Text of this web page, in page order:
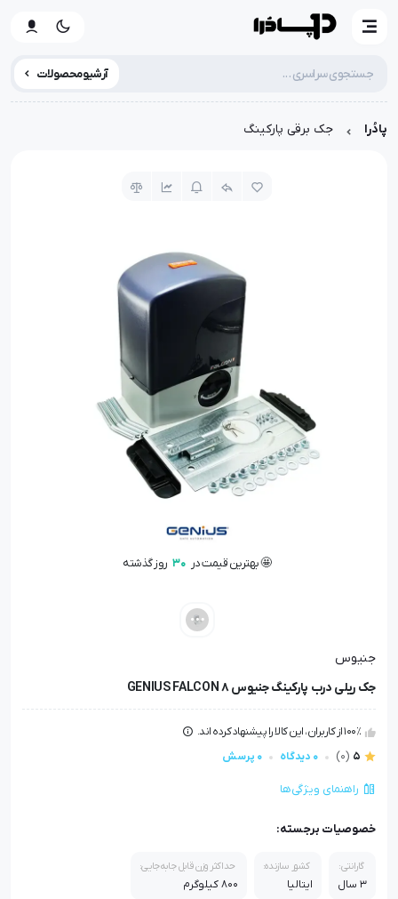
آرشیو محصولات
پادُرا جک برقی پارکینگ
🤩 بهترین قیمت در 30 روز گذشته
جنیوس
جک ریلی درب پارکینگ جنیوس GENIUS FALCON 8
100٪ از کاربران، این کالا را پیشنهاد کرده اند.
5
(0) 0 دیدگاه 0 پرسش
راهنمای ویژگی‌ها
خصوصیات برجسته:
گارانتی:
3 سال
کشور سازنده:
ایتالیا
حداکثر وزن قابل جابه‌جایی:
800 کیلوگرم